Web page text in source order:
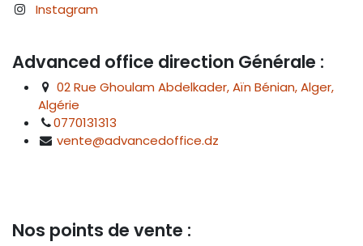
Instagram
Advanced office direction Générale :
02 Rue Ghoulam Abdelkader, Aïn Bénian, Alger,
Algérie
0770131313
vente@advancedoffice.dz
Nos points de vente :